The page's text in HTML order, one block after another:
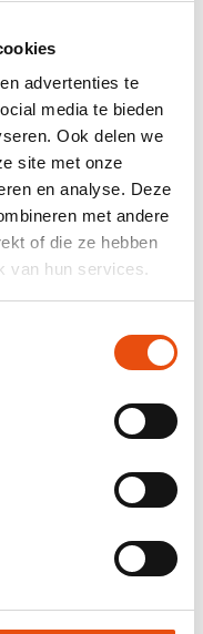
advertenties te
media te bieden
Ook delen we
site met onze
en analyse. Deze
met andere
of die ze hebben
van hun services.